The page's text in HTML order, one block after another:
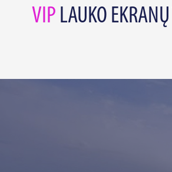
VIP LAUKO